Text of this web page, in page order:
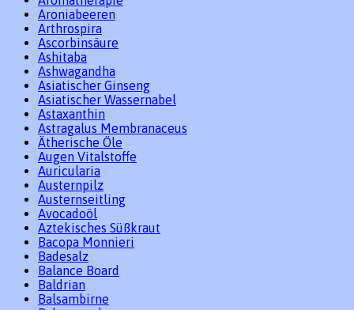
Aroniabeeren
Arthrospira
Ascorbinsäure
Ashitaba
Ashwagandha
Asiatischer Ginseng
Asiatischer Wassernabel
Astaxanthin
Astragalus Membranaceus
Ätherische Öle
Augen Vitalstoffe
Auricularia
Austernpilz
Austernseitling
Avocadoöl
Aztekisches Süßkraut
Bacopa Monnieri
Badesalz
Balance Board
Baldrian
Balsambirne